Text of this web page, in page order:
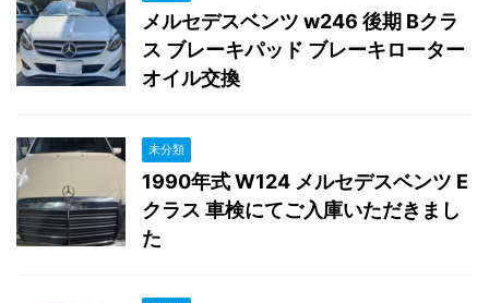
メルセデスベンツ w246 後期 Bクラ
ス ブレーキパッド ブレーキローター
オイル交換
未分類
1990年式 W124 メルセデスベンツ E
クラス 車検にてご入庫いただきまし
た